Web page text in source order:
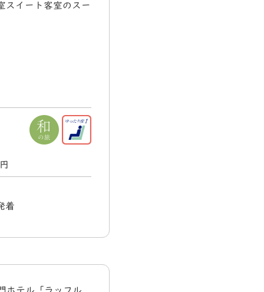
スイート客室のスー
着